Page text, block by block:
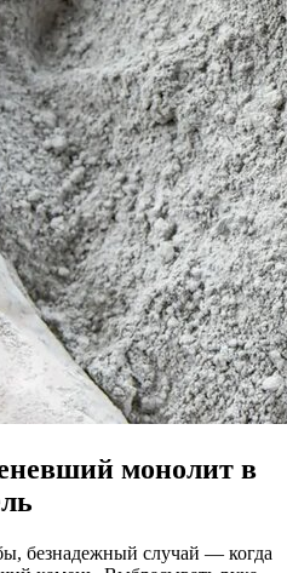
монолит в
безнадежный случай — когда